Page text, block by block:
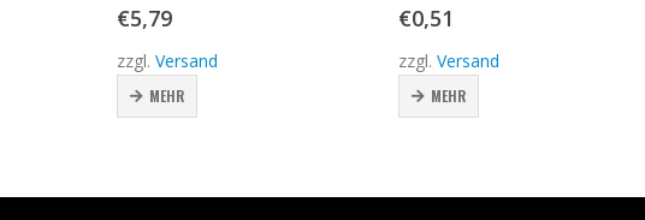
€0,51
zzgl. Versand
MEHR
€13,93
zzgl. Versand
MEHR